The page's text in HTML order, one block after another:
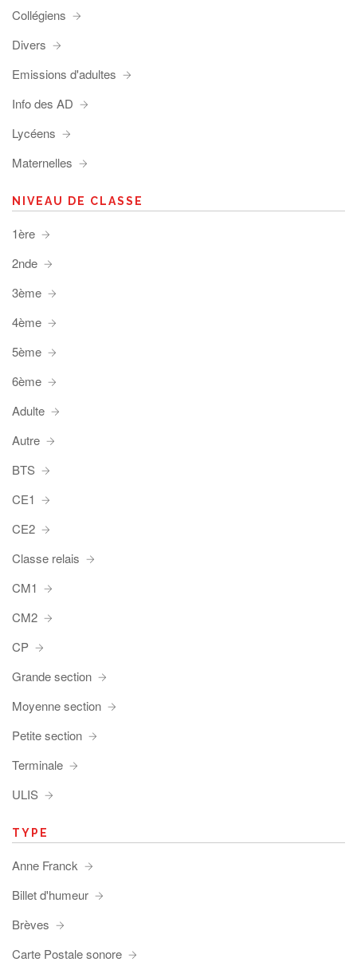
Collégiens
Divers
Emissions d'adultes
Info des AD
Lycéens
Maternelles
NIVEAU DE CLASSE
1ère
2nde
3ème
4ème
5ème
6ème
Adulte
Autre
BTS
CE1
CE2
Classe relais
CM1
CM2
CP
Grande section
Moyenne section
Petite section
Terminale
ULIS
TYPE
Anne Franck
Billet d'humeur
Brèves
Carte Postale sonore